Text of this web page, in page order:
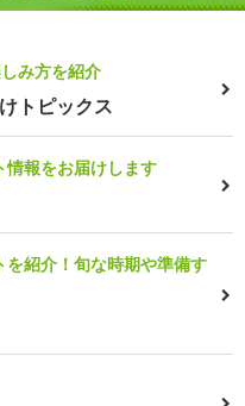
み方を紹介
トピックス
情報をお届けします
紹介！旬な時期や準備す